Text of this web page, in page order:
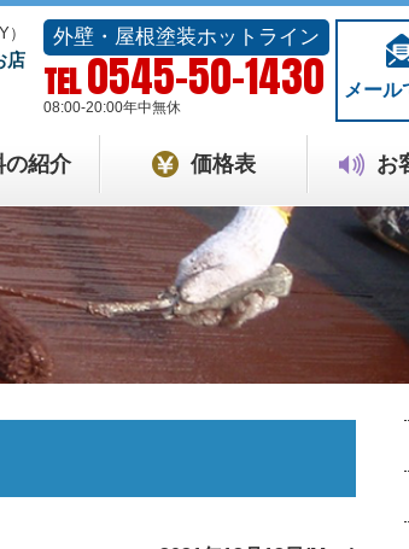
店
外壁・屋根塗装ホットライン
TEL0545-50-1430
08:00-20:00年中無休
メール
の紹介 価格表 お